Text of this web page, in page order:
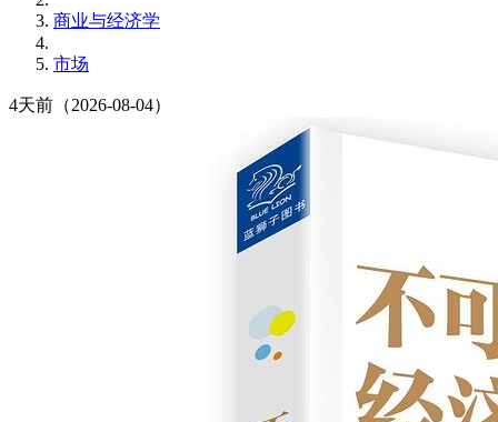
商业与经济学
市场
4天前 （2026-08-04）